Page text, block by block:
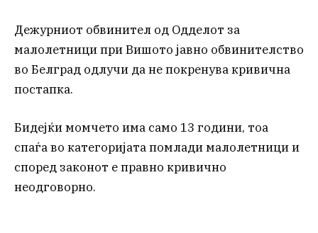
Дежурниот обвинител од Одделот за
малолетници при Вишото јавно обвинителство
во Белград одлучи да не покренува кривична
постапка.
Бидејќи момчето има само 13 години, тоа
спаѓа во категоријата помлади малолетници и
според законот е правно кривично
неодговорно.